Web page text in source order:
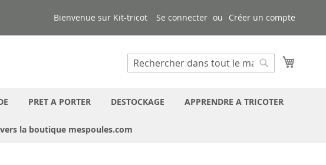
Bienvenue sur Kit-tricot Se connecter Créer un compte
Chercher
PRET A PORTER DESTOCKAGE APPRENDRE A TRICOTER
vers la boutique mespoules.com